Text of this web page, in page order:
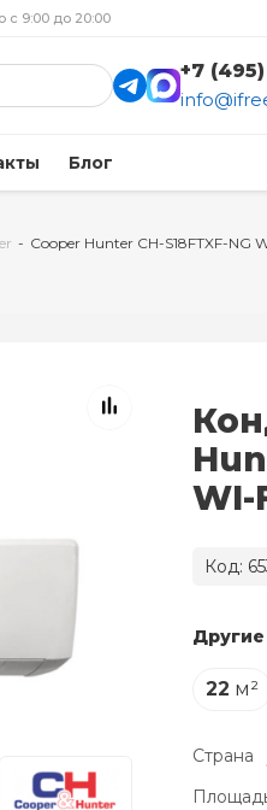
с 9:00 до 20:00
+7
Блог
- Cooper Hunter CH-S18FTXF-NG
WI-
Код:
22 м²
Страна